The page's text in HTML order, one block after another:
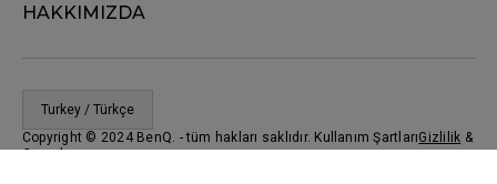
HAKKIMIZDA
Turkey / Türkçe
Copyright © 2024 BenQ. - tüm hakları saklıdır. Kullanım ŞartlarıGizlilik &
Çerezler